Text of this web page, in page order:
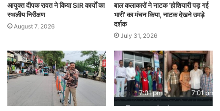
आयुक्त दीपक रावत ने किया SIR कार्यों का
स्थलीय निरीक्षण
August 7, 2026
बाल कलाकारों ने नाटक ‘होशियारी पड़ गई
भारी’ का मंचन किया, नाटक देखने उमड़े
दर्शक
July 31, 2026